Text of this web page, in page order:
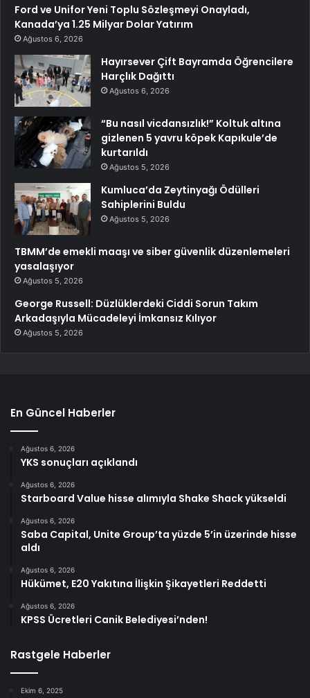
Ford ve Unifor Yeni Toplu Sözleşmeyi Onayladı,
Kanada’ya 1.25 Milyar Dolar Yatırım
Ağustos 6, 2026
Hayırsever Çift Bayramda Öğrencilere
Harçlık Dağıttı
Ağustos 6, 2026
“Bu nasıl vicdansızlık!” Koltuk altına
gizlenen 5 yavru köpek Kapıkule’de
kurtarıldı
Ağustos 5, 2026
Kumluca’da Zeytinyağı Ödülleri
Sahiplerini Buldu
Ağustos 5, 2026
TBMM’de emekli maaşı ve siber güvenlik düzenlemeleri
yasalaşıyor
Ağustos 5, 2026
George Russell: Düzlüklerdeki Ciddi Sorun Takım
Arkadaşıyla Mücadeleyi İmkansız Kılıyor
Ağustos 5, 2026
En Güncel Haberler
Ağustos 6, 2026
YKS sonuçları açıklandı
Ağustos 6, 2026
Starboard Value hisse alımıyla Shake Shack yükseldi
Ağustos 6, 2026
Saba Capital, Unite Group’ta yüzde 5’in üzerinde hisse
aldı
Ağustos 6, 2026
Hükümet, E20 Yakıtına İlişkin Şikayetleri Reddetti
Ağustos 6, 2026
KPSS Ücretleri Canik Belediyesi’nden!
Rastgele Haberler
Ekim 6, 2025